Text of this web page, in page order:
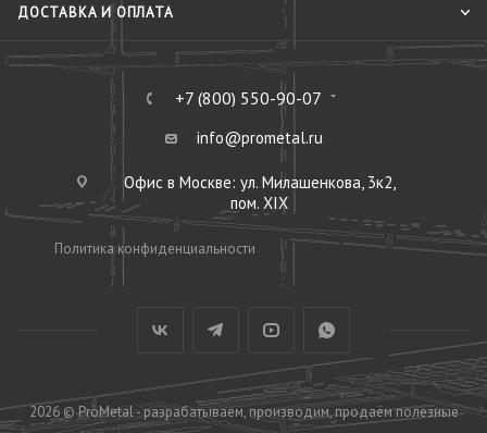
ДОСТАВКА И ОПЛАТА
+7 (800) 550-90-07
info@prometal.ru
Офис в Москве: ул. Милашенкова, 3к2,
пом. XIX
Политика конфиденциальности
2026 © ProMetal - разрабатываем, производим, продаём полезные